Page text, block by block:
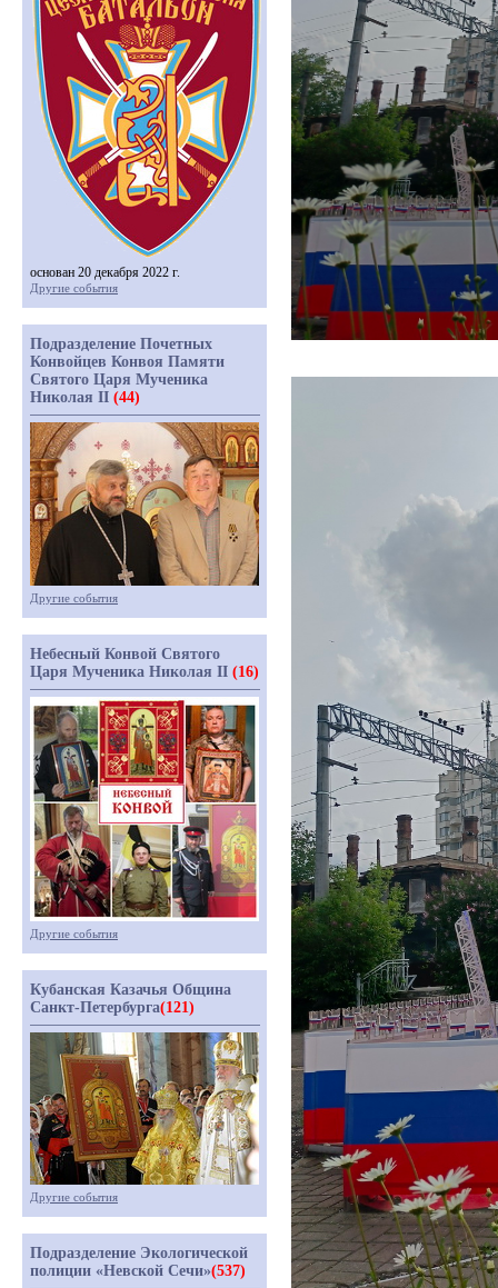
основан 20 декабря 2022 г.
Другие события
Подразделение Почетных
Конвойцев Конвоя Памяти
Святого Царя Мученика
Николая II (44)
Другие события
Небесный Конвой Святого
Царя Мученика Николая II (16)
Другие события
Кубанская Казачья Община
Санкт-Петербурга(121)
Другие события
Подразделение Экологической
полиции «Невской Сечи»(537)